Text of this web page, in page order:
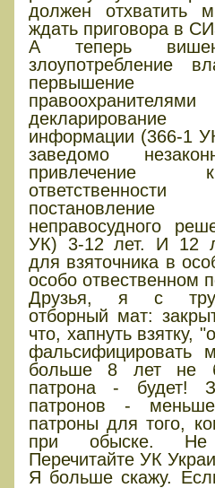
должен отхватить
ждать приговора в
А теперь
злоупотребление
первышение
декларирование
информации (366-1
заведомо
привлечение
неправосудного
УК) 3-12 лет. И 12
для взяточника в
особо отвественном
Друзья, я с
отборный мат:
что, хапнуть взятку,
фальсифицировать
больше 8 лет не
патрона - будет!
патронов -
патроны для того,
при обыске.
Перечитайте УК
Я больше скажу.